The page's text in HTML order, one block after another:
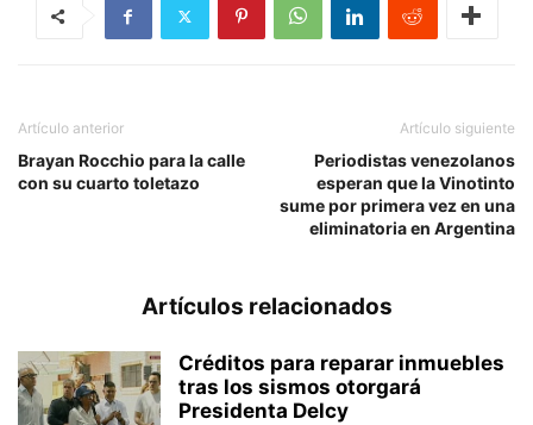
Artículo anterior
Brayan Rocchio para la calle
con su cuarto toletazo
Artículo siguiente
Periodistas venezolanos
esperan que la Vinotinto
sume por primera vez en una
eliminatoria en Argentina
Artículos relacionados
Créditos para reparar inmuebles
tras los sismos otorgará
Presidenta Delcy